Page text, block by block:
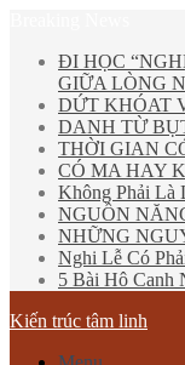
ĐI HỌC
GIỮA LÒNG
DỨT KHÓAT
DANH TỪ
THỜI GIAN
CÓ MA HAY
Không Phải Là
NGUỒN
NHỮNG
Nghi Lễ Có
5 Bài Hô Canh
Kiến trúc tâm linh